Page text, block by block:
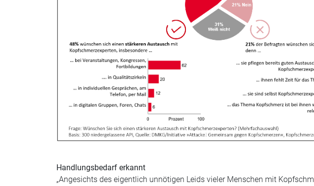
Handlungsbedarf erkannt
„Angesichts des eigentlich unnötigen Leids vieler Menschen mit